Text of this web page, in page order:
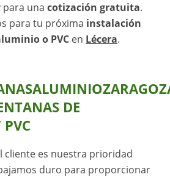
para unacotización gratuita.
para tu próxima instalación
o PVC en Lécera.
DE
cliente es nuestra prioridad
duro para proporcionar